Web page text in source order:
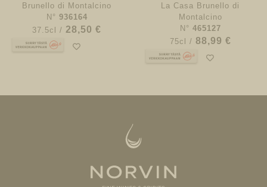
Brunello di Montalcino
N° 936164
37.5cl / 28,50 €
La Casa Brunello di
Montalcino
N° 465127
75cl / 88,99 €